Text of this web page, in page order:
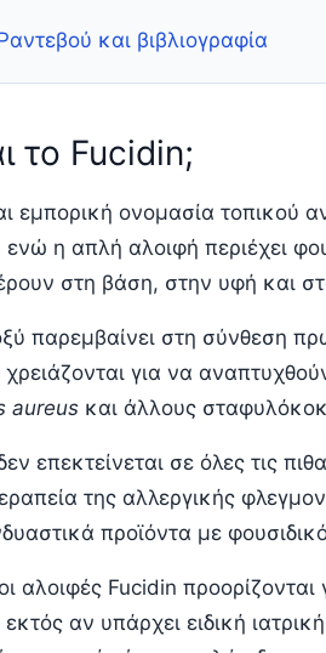
και βιβλιογραφία
το Fucidin;
εμπορική ονομασία τοπικού
ενώ η απλή αλοιφή περιέχει
στη βάση, στην υφή και
παρεμβαίνει στη σύνθεση
για να
aureus και άλλους
επεκτείνεται σε όλες τις
της αλλεργικής
προϊόντα με
αλοιφές Fucidin
αν υπάρχει ειδική